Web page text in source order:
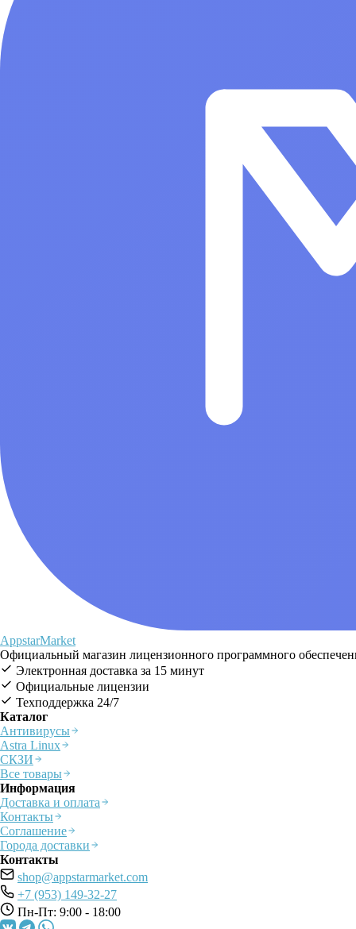
AppstarMarket
Официальный магазин лицензионного программного
Электронная доставка за 15 минут
Официальные лицензии
Техподдержка 24/7
Каталог
Антивирусы
Astra Linux
СКЗИ
Все товары
Информация
Доставка и оплата
Контакты
Соглашение
Города доставки
Контакты
shop@appstarmarket.com
+7 (953) 149-32-27
Пн-Пт: 9:00 - 18:00